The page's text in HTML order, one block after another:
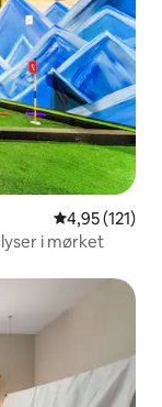
4,95 ud af 5 i
4,95 (121)
i mørket